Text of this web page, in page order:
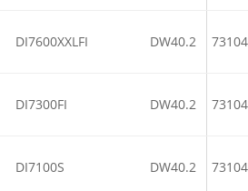
DI7600XXLFI DW40.2
DI7300FI DW40.2
DI7100S DW40.2